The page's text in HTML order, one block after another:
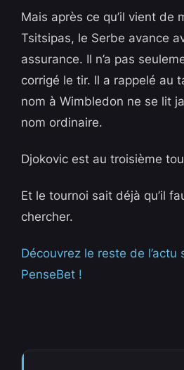
Mais après ce qu’il vient de
Tsitsipas, le Serbe avance
assurance. Il n’a pas
corrigé le tir. Il a rappelé au
nom à Wimbledon ne se lit
nom ordinaire.
Djokovic est au troisième
Et le tournoi sait déjà qu’il
chercher.
Découvrez le reste de l’actu
PenseBet !